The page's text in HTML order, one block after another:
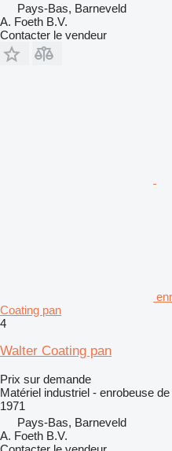
Pays-Bas, Barneveld
A. Foeth B.V.
Contacter le vendeur
Coating pan
4
Walter Coating pan
Prix sur demande
Matériel industriel - enrobeuse
1971
Pays-Bas, Barneveld
A. Foeth B.V.